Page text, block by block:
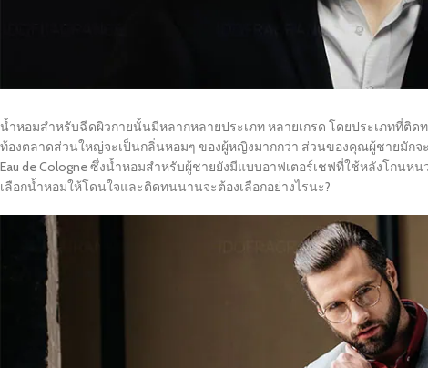
น้ำหอมสำหรับฉีดผิวกายนั้นมีหลากหลายประเภท หลายเกรด โดยประเภทที่ติด
ท้องตลาดส่วนใหญ่จะเป็นกลิ่นหอมๆ ของผู้หญิงมากกว่า ส่วนของคุณผู้ชายมักจะ
Eau de Cologne ซึ่งน้ำหอมสำหรับผู้ชายยังมีแบบอาฟเตอร์เชฟที่ใช้หลังโกน
เลือกน้ำหอมให้โดนใจและติดทนนานจะต้องเลือกอย่างไรนะ?